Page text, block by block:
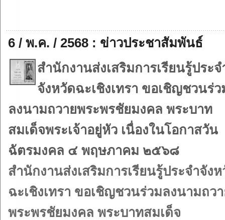
6 / พ.ค. / 2568 : ข่าวประชาสัมพันธ์
สำนักงานส่งเสริมการเรียนรู้ประจ
จังหวัดฉะเชิงเทรา ขอเชิญชวนร่ว
ลงนามถวายพระพรชัยมงคล พระบาท
สมเด็จพระเจ้าอยู่หัว เนื่องในโอกาสวัน
ฉัตรมงคล ๔ พฤษภาคม ๒๕๖๘
สำนักงานส่งเสริมการเรียนรู้ประจำจัง
ฉะเชิงเทรา ขอเชิญชวนร่วมลงนามถว
พระพรชัยมงคล พระบาทสมเด็จ